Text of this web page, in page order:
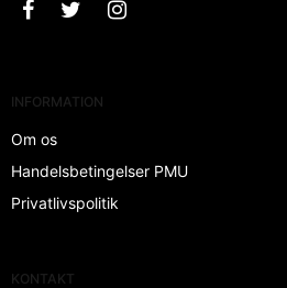
INFORMATION
Om os
Handelsbetingelser PMU
Privatlivspolitik
KONTAKT